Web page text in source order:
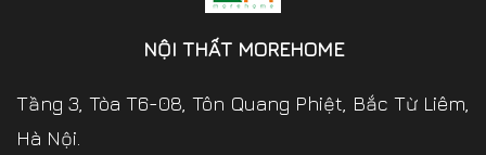
NỘI THẤT MOREHOME
Tầng 3, Tòa T6-08, Tôn Quang Phiệt, Bắc Từ Liêm,
Hà Nội.